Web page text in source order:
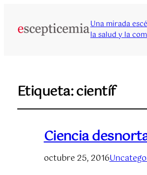
Una mirada
la salud y la
Etiqueta:científ
Ciencia
octubre 25, 2016